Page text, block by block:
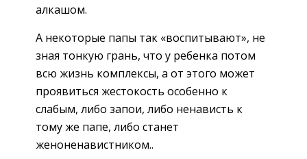
алкашом.
А некоторые папы так «воспитывают», не
зная тонкую грань, что у ребенка потом
всю жизнь комплексы, а от этого может
проявиться жестокость особенно к
слабым, либо запои, либо ненависть к
тому же папе, либо станет
женоненавистником..